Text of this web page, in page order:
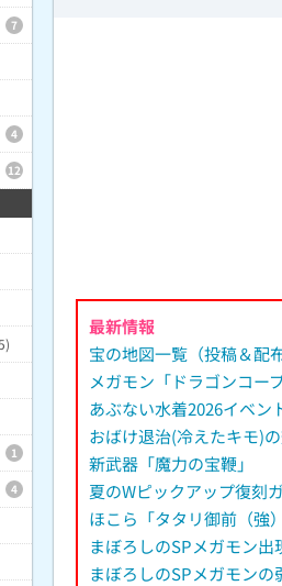
最新情報
宝の地図一覧（投稿＆配
メガモン「ドラゴンコープ
あぶない水着2026イベン
おばけ退治(冷えたキモ)
新武器「魔力の宝鞭」
夏のWピックアップ復刻
ほこら「タタリ御前（強）
まぼろしのSPメガモン出
まぼろしのSPメガモンの
7
4
12
1
4